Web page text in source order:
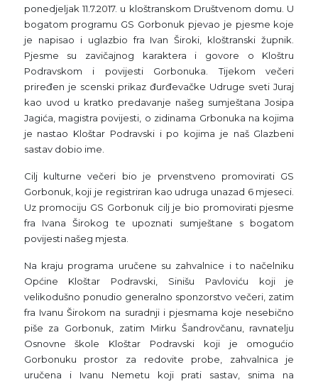
ponedjeljak 11.7.2017. u kloštranskom Društvenom domu. U
bogatom programu GS Gorbonuk pjevao je pjesme koje
je napisao i uglazbio fra Ivan Široki, kloštranski župnik.
Pjesme su zavičajnog karaktera i govore o Kloštru
Podravskom i povijesti Gorbonuka. Tijekom večeri
priređen je scenski prikaz đurđevačke Udruge sveti Juraj
kao uvod u kratko predavanje našeg sumještana Josipa
Jagića, magistra povijesti, o zidinama Grbonuka na kojima
je nastao Kloštar Podravski i po kojima je naš Glazbeni
sastav dobio ime.
Cilj kulturne večeri bio je prvenstveno promovirati GS
Gorbonuk, koji je registriran kao udruga unazad 6 mjeseci.
Uz promociju GS Gorbonuk cilj je bio promovirati pjesme
fra Ivana Širokog te upoznati sumještane s bogatom
povijesti našeg mjesta.
Na kraju programa uručene su zahvalnice i to načelniku
Općine Kloštar Podravski, Sinišu Pavloviću koji je
velikodušno ponudio generalno sponzorstvo večeri, zatim
fra Ivanu Širokom na suradnji i pjesmama koje nesebično
piše za Gorbonuk, zatim Mirku Šandrovčanu, ravnatelju
Osnovne škole Kloštar Podravski koji je omogućio
Gorbonuku prostor za redovite probe, zahvalnica je
uručena i Ivanu Nemetu koji prati sastav, snima na